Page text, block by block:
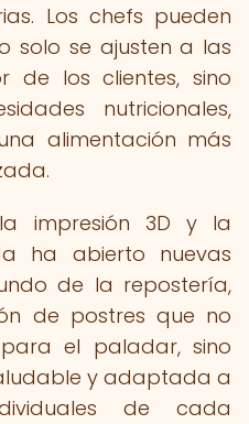
Los chefs pueden
solo se ajusten a las
de los clientes, sino
nutricionales,
alimentación más
impresión 3D y la
ha abierto nuevas
de la repostería,
de postres que no
el paladar, sino
y adaptada a
de cada